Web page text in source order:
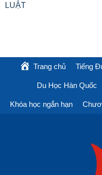
LUẬT
Trang chủ Tiếng
Du Học Hàn Quốc
Khóa học ngắn hạn